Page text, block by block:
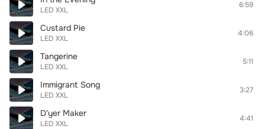
LED XXL
6:59
Custard Pie
LED XXL
4:06
Tangerine
LED XXL
5:11
Immigrant Song
LED XXL
3:27
D'yer Maker
LED XXL
4:41